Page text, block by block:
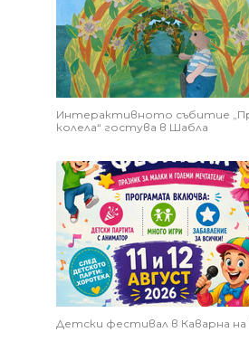
Интерактивното събитие
колела“ гостува в Шабла
Детски фестивал в Каварна на